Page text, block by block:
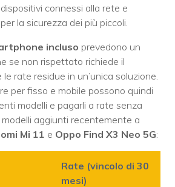
connessi alla rete e
per la sicurezza dei più piccoli.
incluso prevedono un
se non rispettato richiede il
rate residue in un’unica soluzione.
per fisso e mobile possono quindi
modelli e pagarli a rate senza
modelli aggiunti recentemente a
Mi 11 e Oppo Find X3 Neo 5G:
Rate (vincolo di 30
mesi)